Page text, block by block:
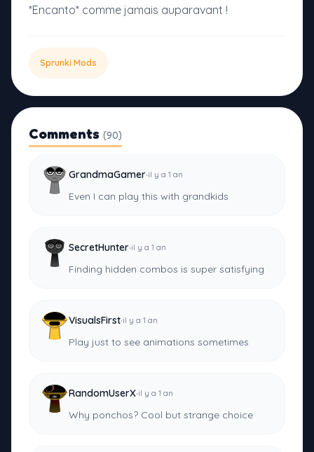
*Encanto* comme jamais auparavant !
Sprunki Mods
Comments (90)
GrandmaGamer·il y a 1 an
Even I can play this with grandkids
SecretHunter·il y a 1 an
Finding hidden combos is super satisfying
VisualsFirst·il y a 1 an
Play just to see animations sometimes
RandomUserX·il y a 1 an
Why ponchos? Cool but strange choice